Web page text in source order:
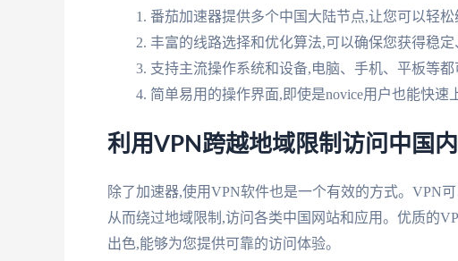
番茄加速器提供多个中国大陆节点,让您可以轻
丰富的线路选择和优化算法,可以确保您获得稳定
支持主流操作系统和设备,电脑、手机、平板等都
简单易用的操作界面,即使是novice用户也能快速
利用VPN跨越地域限制访问中国
除了加速器,使用VPN软件也是一个有效的方式。VPN
从而绕过地域限制,访问各类中国网站和应用。优质的
出色,能够为您提供可靠的访问体验。